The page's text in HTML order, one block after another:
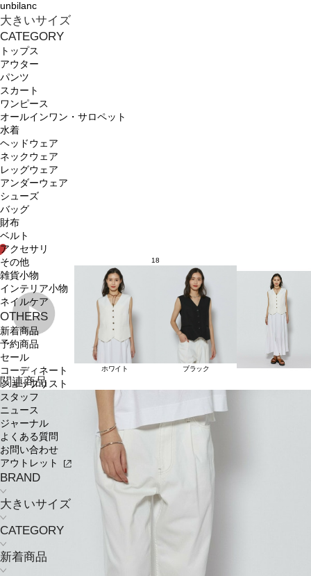
unbilanc
大きいサイズ
CATEGORY
トップス
アウター
パンツ
スカート
ワンピース
オールインワン・サロペット
水着
ヘッドウェア
ネックウェア
レッグウェア
アンダーウェア
シューズ
バッグ
財布
ベルト
アクセサリ
その他
雑貨小物
インテリア小物
ネイルケア
OTHERS
新着商品
予約商品
セール
コーディネート
ショップリスト
スタッフ
ニュース
ジャーナル
よくある質問
お問い合わせ
アウトレット
BRAND
大きいサイズ
CATEGORY
新着商品
18
ホワイト ブラック
関連商品